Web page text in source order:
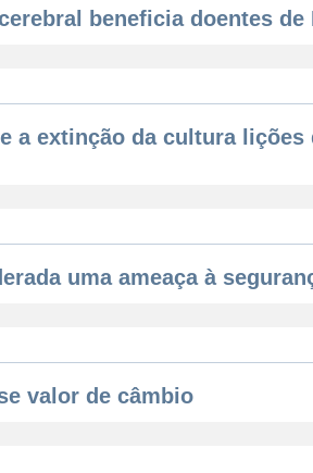
beneficia doentes de
a extinção da cultura lições
uma ameaça à
valor de câmbio